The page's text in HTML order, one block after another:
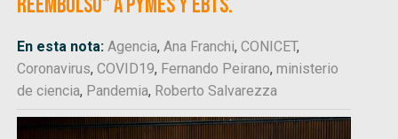
En esta nota:Agencia,Ana Franchi,CONICET,
Coronavirus,COVID19, Fernando Peirano,ministerio
de ciencia, Pandemia, Roberto Salvarezza